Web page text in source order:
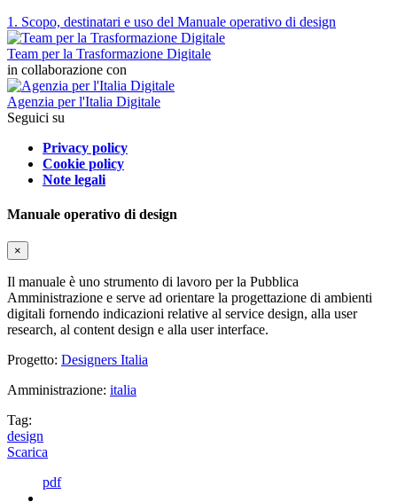
1. Scopo, destinatari e uso del Manuale operativo di design
Team per la Trasformazione Digitale
in collaborazione con
Agenzia per l'Italia Digitale
Seguici su
Privacy policy
Cookie policy
Note legali
Manuale operativo di design
×
Il manuale è uno strumento di lavoro per la Pubblica
Amministrazione e serve ad orientare la progettazione di ambienti
digitali fornendo indicazioni relative al service design, alla user
research, al content design e alla user interface.
Progetto: Designers Italia
Amministrazione: italia
Tag:
design
Scarica
pdf